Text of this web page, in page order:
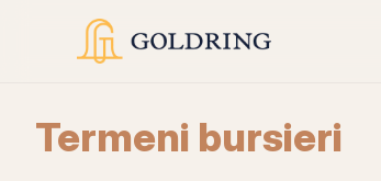
Termeni bursieri